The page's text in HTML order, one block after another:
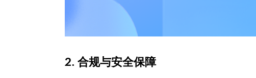
2. 合规与安全保障